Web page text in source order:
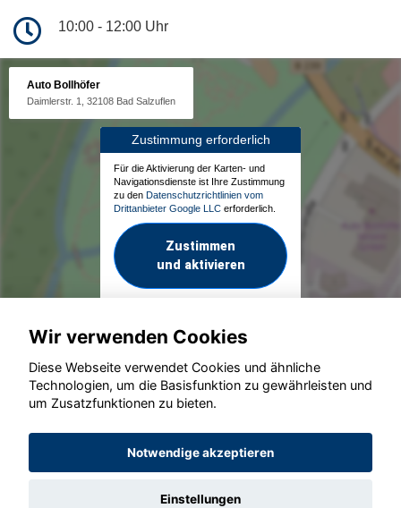
10:00 - 12:00 Uhr
Auto Bollhöfer
Daimlerstr. 1, 32108 Bad Salzuflen
Zustimmung erforderlich
Für die Aktivierung der Karten- und
Navigationsdienste ist Ihre Zustimmung
zu den Datenschutzrichtlinien vom
Drittanbieter Google LLC erforderlich.
Zustimmen
und aktivieren
© konjunkturmotor.de GmbH 2020 - 2026
Wir verwenden Cookies
Diese Webseite verwendet Cookies und ähnliche
Technologien, um die Basisfunktion zu gewährleisten und
um Zusatzfunktionen zu bieten.
Notwendige akzeptieren
Einstellungen